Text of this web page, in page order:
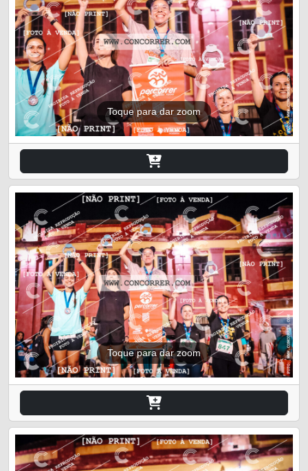
Toque para dar zoom
Toque para dar zoom